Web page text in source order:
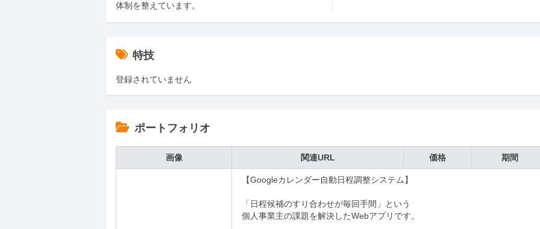
体制を整えています。
特技
登録されていません
ポートフォリオ
画像 関連URL 価格 期間
【Googleカレンダー自動日程調整システム】
「日程候補のすり合わせが毎回手間」という
個人事業主の課題を解決したWebアプリです。